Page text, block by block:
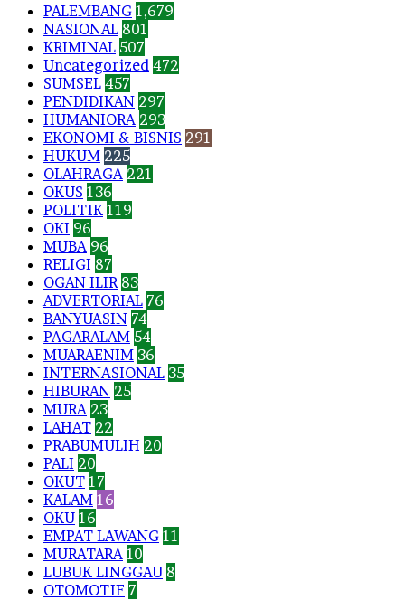
PALEMBANG 1,679
NASIONAL 801
KRIMINAL 507
Uncategorized 472
SUMSEL 457
PENDIDIKAN 297
HUMANIORA 293
EKONOMI & BISNIS 291
HUKUM 225
OLAHRAGA 221
OKUS 136
POLITIK 119
OKI 96
MUBA 96
RELIGI 87
OGAN ILIR 83
ADVERTORIAL 76
BANYUASIN 74
PAGARALAM 54
MUARAENIM 36
INTERNASIONAL 35
HIBURAN 25
MURA 23
LAHAT 22
PRABUMULIH 20
PALI 20
OKUT 17
KALAM 16
OKU 16
EMPAT LAWANG 11
MURATARA 10
LUBUK LINGGAU 8
OTOMOTIF 7